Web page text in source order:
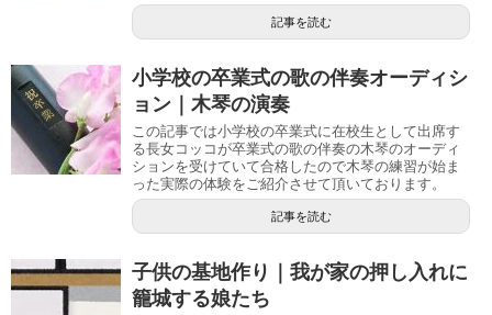
記事を読む
小学校の卒業式の歌の伴奏オーディシ
ョン｜木琴の演奏
この記事では小学校の卒業式に在校生として出席す
る長女コッコが卒業式の歌の伴奏の木琴のオーディ
ションを受けていて合格したので木琴の練習が始ま
った実際の体験をご紹介させて頂いております。
記事を読む
子供の基地作り｜我が家の押し入れに
籠城する娘たち